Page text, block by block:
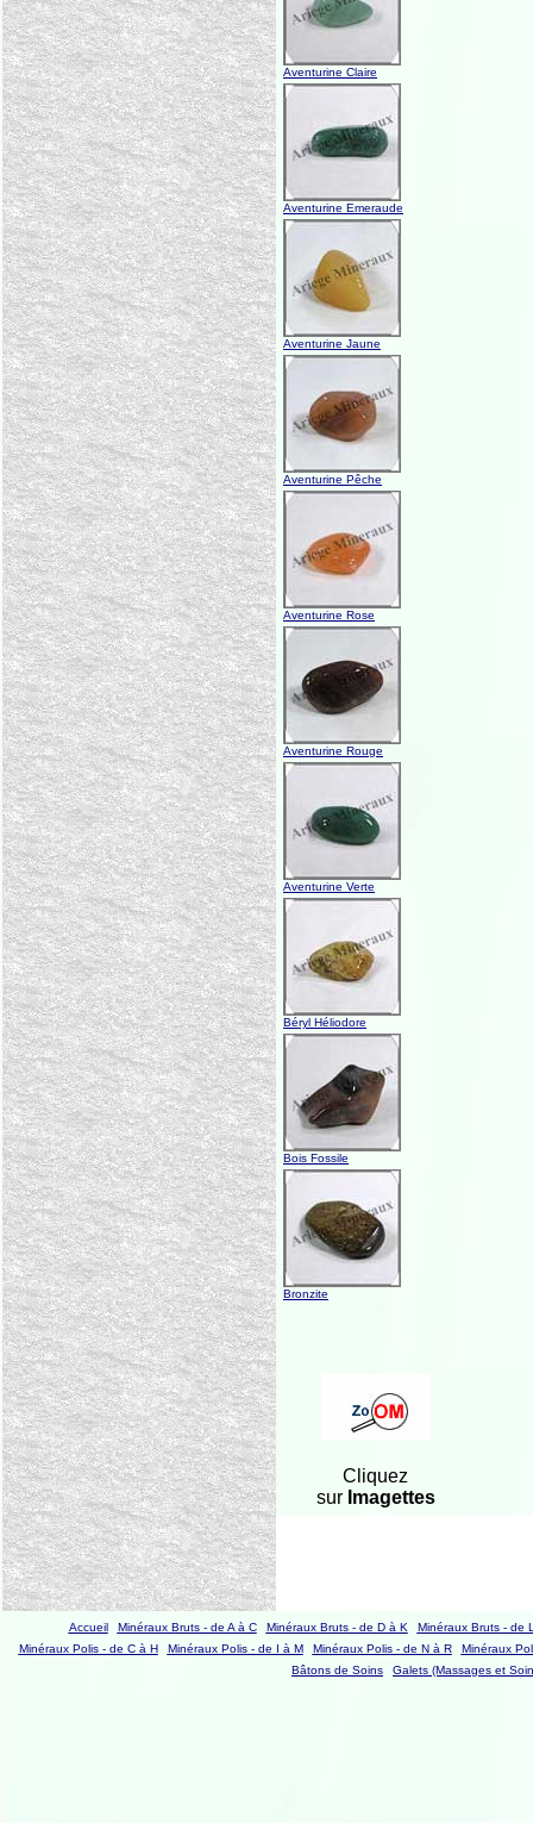
Aventurine Claire
Aventurine Emeraude
Aventurine Jaune
Aventurine Pêche
Aventurine Rose
Aventurine Rouge
Aventurine Verte
Béryl Héliodore
Bois Fossile
Bronzite
Cliquez
surImagettes
Accueil Minéraux Bruts - de A à C Minéraux Bruts - de D à K
Minéraux Bruts - de
Minéraux Polis - de C à H
Minéraux Polis - de I à M Minéraux Polis - de N à R
Minéraux
Bâtons de Soins
Galets (Massages et